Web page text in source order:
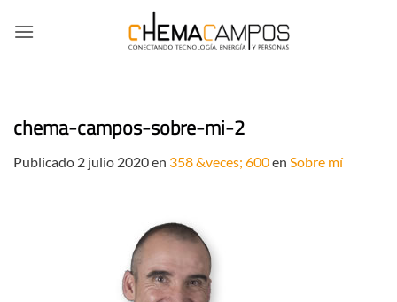
chema-campos-sobre-mi-2
Publicado 2 julio 2020en 358 &veces; 600en Sobre mí